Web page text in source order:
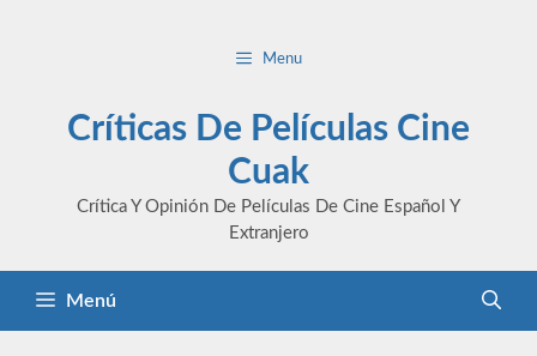
Menu
Críticas De Películas Cine
Cuak
Crítica Y Opinión De Películas De Cine Español Y
Extranjero
Menú